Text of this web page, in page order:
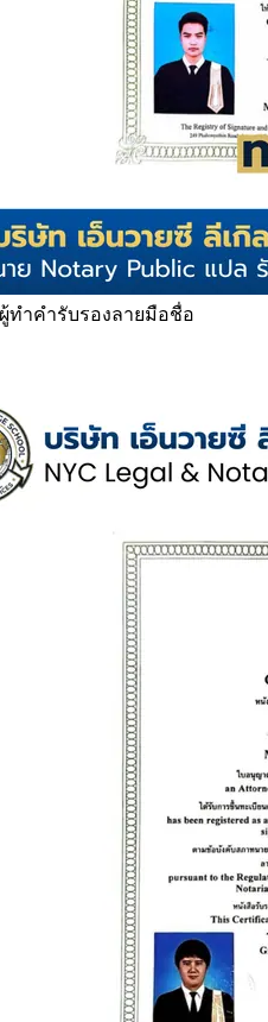
ทำคำรับรองลายมือชื่อ